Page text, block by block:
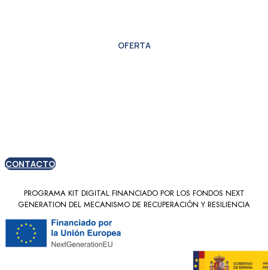
OFERTA
CONTACTO
PROGRAMA KIT DIGITAL FINANCIADO POR LOS FONDOS NEXT
GENERATION DEL MECANISMO DE RECUPERACIÓN Y RESILIENCIA